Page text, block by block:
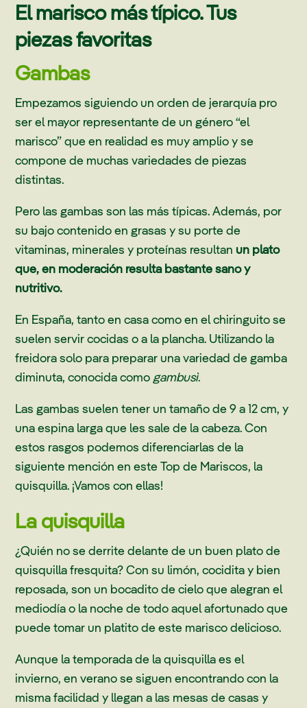
El marisco más típico. Tus
piezas favoritas
Gambas
Empezamos siguiendo un orden de jerarquía pro
ser el mayor representante de un género “el
marisco” que en realidad es muy amplio y se
compone de muchas variedades de piezas
distintas.
Pero las gambas son las más típicas. Además, por
su bajo contenido en grasas y su porte de
vitaminas, minerales y proteínas resultan un plato
que, en moderación resulta bastante sano y
nutritivo.
En España, tanto en casa como en el chiringuito se
suelen servir cocidas o a la plancha. Utilizando la
freidora solo para preparar una variedad de gamba
diminuta, conocida como gambusì.
Las gambas suelen tener un tamaño de 9 a 12 cm, y
una espina larga que les sale de la cabeza. Con
estos rasgos podemos diferenciarlas de la
siguiente mención en este Top de Mariscos, la
quisquilla. ¡Vamos con ellas!
La quisquilla
¿Quién no se derrite delante de un buen plato de
quisquilla fresquita? Con su limón, cocidita y bien
reposada, son un bocadito de cielo que alegran el
mediodía o la noche de todo aquel afortunado que
puede tomar un platito de este marisco delicioso.
Aunque la temporada de la quisquilla es el
invierno, en verano se siguen encontrando con la
misma facilidad y llegan a las mesas de casas y